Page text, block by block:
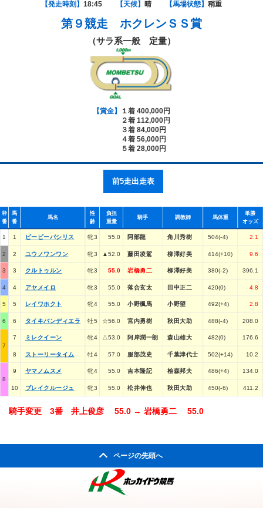
【発走時刻】 18:45 【天候】 晴 【馬場状態】 稍重
第９競走 ホクレンＳＳ賞
（サラ系一般 定量）
【賞金】
１着 400,000円
２着 112,000円
３着 84,000円
４着 56,000円
５着 28,000円
前5走出走表
枠
番
馬
番
馬名
性
齢
負担
重量
騎手 調教師 馬体重
単勝
オッズ
1 1 ビービーバシリス 牝3 55.0 阿部龍 角川秀樹 504(-4) 2.1
2 2 ユウノワンワン 牝3 ▲52.0 藤田凌駕 柳澤好美 414(+10) 9.6
3 3 クルトゥルン 牝3 55.0 岩橋勇二 柳澤好美 380(-2) 396.1
4 4 アヤメイロ 牝3 55.0 落合玄太 田中正二 420(0) 4.8
5 5 レイワホクト 牝4 55.0 小野楓馬 小野望 492(+4) 2.8
6 6 タイキバンディエラ 牡5 ☆56.0 宮内勇樹 秋田大助 488(-4) 208.0
7
7 ミレクイーン 牝4 △53.0 阿岸潤一朗 森山雄大 482(0) 176.6
8 ストーリータイム 牡4 57.0 服部茂史 千葉津代士 502(+14) 10.2
8
9 ヤマノムスメ 牝4 55.0 吉本隆記 桧森邦夫 486(+4) 134.0
10 ブレイクルージュ 牝3 55.0 松井伸也 秋田大助 450(-6) 411.2
騎手変更 3番 井上俊彦 55.0 → 岩橋勇二 55.0
ページの先頭へ